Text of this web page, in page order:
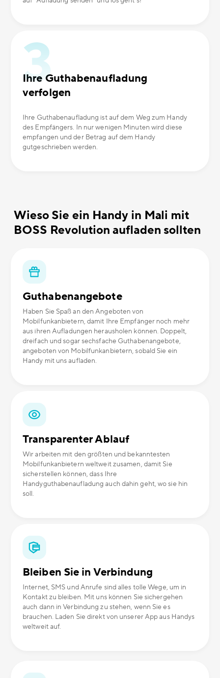
Ihre Guthabenaufladung
verfolgen
Ihre Guthabenaufladung ist auf dem Weg zum Handy
des Empfängers. In nur wenigen Minuten wird diese
empfangen und der Betrag auf dem Handy
gutgeschrieben werden.
Wieso Sie ein Handy in Mali mit
BOSS Revolution aufladen sollten
Guthabenangebote
Haben Sie Spaß an den Angeboten von
Mobilfunkanbietern, damit Ihre Empfänger noch mehr
aus ihren Aufladungen herausholen können. Doppelt,
dreifach und sogar sechsfache Guthabenangebote,
angeboten von Mobilfunkanbietern, sobald Sie ein
Handy mit uns aufladen.
Transparenter Ablauf
Wir arbeiten mit den größten und bekanntesten
Mobilfunkanbietern weltweit zusamen, damit Sie
sicherstellen können, dass Ihre
Handyguthabenaufladung auch dahin geht, wo sie hin
soll.
Bleiben Sie in Verbindung
Internet, SMS und Anrufe sind alles tolle Wege, um in
Kontakt zu bleiben. Mit uns können Sie sichergehen
auch dann in Verbindung zu stehen, wenn Sie es
brauchen. Laden Sie direkt von unserer App aus Handys
weltweit auf.